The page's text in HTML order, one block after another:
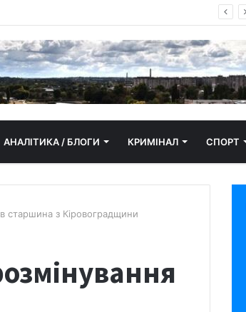
АНАЛІТИКА / БЛОГИ КРИМІНАЛ СПОРТ
старшина з Кіровоградщини